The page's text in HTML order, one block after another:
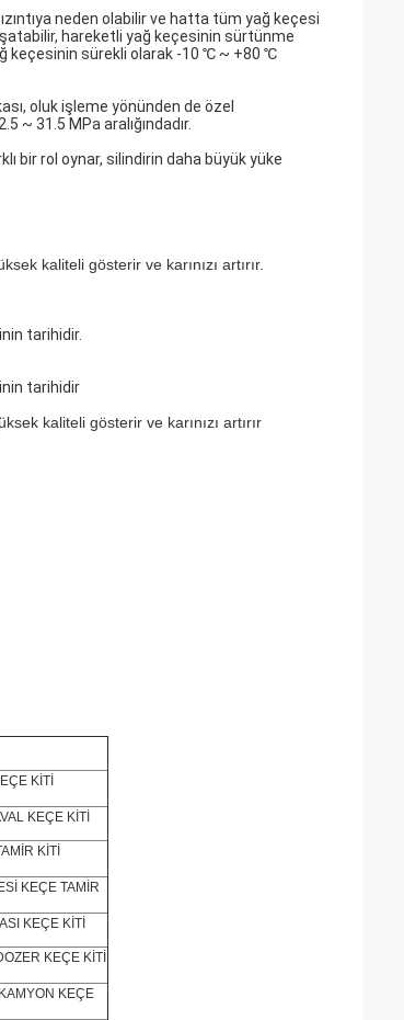
neden olabilir ve hatta tüm yağ keçesi
hareketli yağ keçesinin sürtünme
keçesinin sürekli olarak -10 ℃ ~ +80 ℃
oluk işleme yönünden de özel
~ 31.5 MPa aralığındadır.
bir rol oynar, silindirin daha büyük yüke
kaliteli gösterir ve karınızı artırır.
tarihidir.
tarihidir
kaliteli gösterir ve karınızı artırır
KİTİ
KEÇE KİTİ
KİTİ
KEÇE TAMİR
KEÇE KİTİ
KEÇE KİTİ
KEÇE